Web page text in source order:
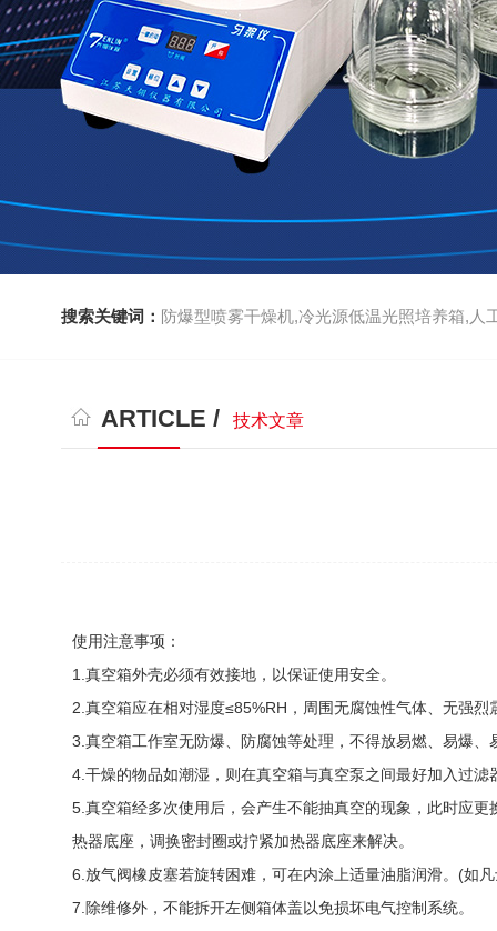
搜索关键词： 防爆型喷雾干燥机,冷光源低温光照培养箱,人
ARTICLE / 技术文章
使用注意事项：
1.真空箱外壳必须有效接地，以保证使用安全。
2.真空箱应在相对湿度≤85%RH，周围无腐蚀性气体、无强烈
3.真空箱工作室无防爆、防腐蚀等处理，不得放易燃、易爆
4.干燥的物品如潮湿，则在真空箱与真空泵之间最好加入过
5.真空箱经多次使用后，会产生不能抽真空的现象，此时应
热器底座 ，调换密封圈或拧紧加热器底座来解决。
6.放气阀橡皮塞若旋转困难，可在内涂上适量油脂润滑。(如
7.除维修外，不能拆开左侧箱体盖以免损坏电气控制系统。